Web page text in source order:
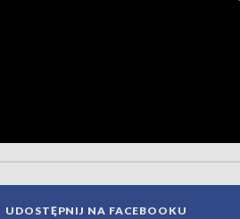
UDOSTĘPNIJ NA FACEBOOKU